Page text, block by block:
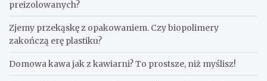
preizolowanych?
Zjemy przekąskę z opakowaniem. Czy biopolimery
zakończą erę plastiku?
​Domowa kawa jak z kawiarni? To prostsze, niż myślisz!